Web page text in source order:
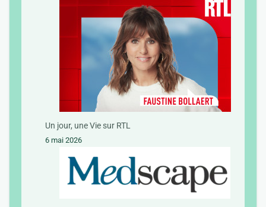
Un jour, une Vie sur RTL
6 mai 2026